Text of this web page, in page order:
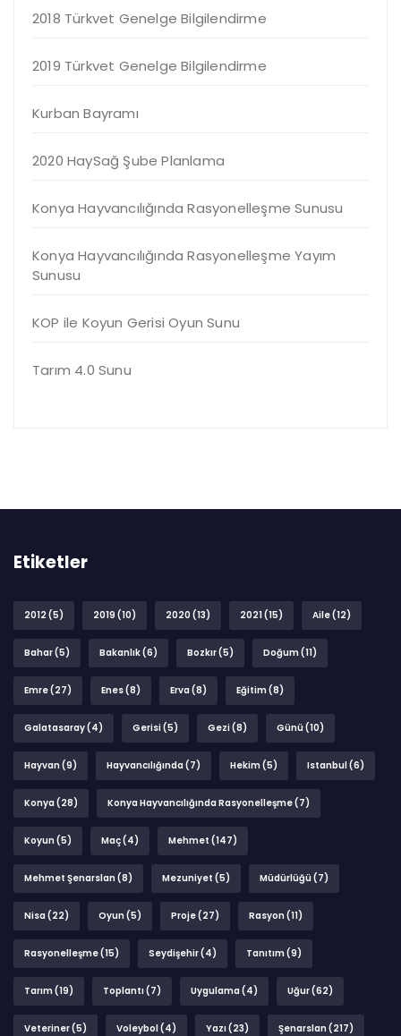
2018 Türkvet Genelge Bilgilendirme
2019 Türkvet Genelge Bilgilendirme
Kurban Bayramı
2020 HaySağ Şube Planlama
Konya Hayvancılığında Rasyonelleşme Sunusu
Konya Hayvancılığında Rasyonelleşme Yayım
Sunusu
KOP ile Koyun Gerisi Oyun Sunu
Tarım 4.0 Sunu
Etiketler
2012(5) 2019 (10) 2020 (13) 2021(15) Aile(12)
Bahar(5) Bakanlık(6) Bozkır(5) Doğum(11)
Emre(27) Enes(8) Erva(8) Eğitim(8)
Galatasaray(4) Gerisi(5) Gezi(8) Günü(10)
Hayvan(9) Hayvancılığında(7) Hekim(5) Istanbul(6)
Konya(28) Konya Hayvancılığında Rasyonelleşme(7)
Koyun(5) Maç(4) Mehmet (147)
Mehmet Şenarslan(8) Mezuniyet (5) Müdürlüğü(7)
Nisa(22) Oyun(5) Proje(27) Rasyon(11)
Rasyonelleşme(15) Seydişehir(4) Tanıtım(9)
Tarım(19) Toplantı(7) Uygulama(4) Uğur(62)
Veteriner(5) Voleybol(4) Yazı(23) Şenarslan(217)